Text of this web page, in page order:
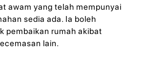
awam yang telah mempunyai
sedia ada. Ia boleh
pembaikan rumah akibat
lain.